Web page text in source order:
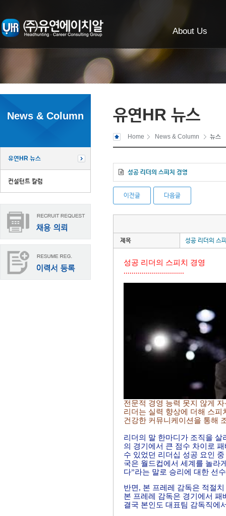
About Us
News & Column
유연HR 뉴스
컨설턴트 칼럼
유연HR 뉴스
Home News & Column 뉴스
성공 리더의 스피치 경영
이전글 다음글
제목 성공 리더의 스
성공 리더의 스피치 경영
..............................
전문적 경영 능력 못지 않게
리더는 실력 향상에 더해 스
건강한 커뮤니케이션을 통해
리더의 말 한마디가 조직을
의 경기에서 큰 점수 차이로
수 있었던 리더십 성공 요인
국은 월드컵에서 세계를 놀라
다”라는 말로 승리에 대한 선
반면, 본 프레레 감독은 적절
본 프레레 감독은 경기에서
결국 본인도 대표팀 감독직에